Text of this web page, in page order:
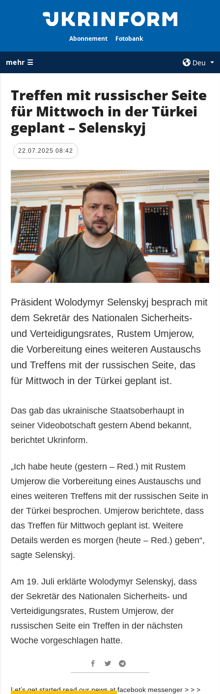
Abonnement Fotobank
mehr ☰
Deu
ALLE
RUBRIKEN
Krieg
Wiederaufbau
Politik
Wirtschaft
Militär
Gesellschaft und
Kultur
Sport
Kriminalität
Notstand und
AGENTUR
Über uns
Politik zur
Vertraulichkeit
und zum Schutz
personenbezogener
Daten
ZUSÄTZLICH
Veröffentlichungen
Interview
Fotos
Video
LEISTUNGEN
Abonnement
Fotobank
Treffen mit russischer Seite
für Mittwoch in der Türkei
geplant – Selenskyj
22.07.2025 08:42
Präsident Wolodymyr Selenskyj besprach mit
dem Sekretär des Nationalen Sicherheits-
und Verteidigungsrates, Rustem Umjerow,
die Vorbereitung eines weiteren Austauschs
und Treffens mit der russischen Seite, das
für Mittwoch in der Türkei geplant ist.
Das gab das ukrainische Staatsoberhaupt in
seiner Videobotschaft gestern Abend bekannt,
berichtet Ukrinform.
„Ich habe heute (gestern – Red.) mit Rustem
Umjerow die Vorbereitung eines Austauschs und
eines weiteren Treffens mit der russischen Seite in
der Türkei besprochen. Umjerow berichtete, dass
das Treffen für Mittwoch geplant ist. Weitere
Details werden es morgen (heute – Red.) geben“,
sagte Selenskyj.
Am 19. Juli erklärte Wolodymyr Selenskyj, dass
der Sekretär des Nationalen Sicherheits- und
Verteidigungsrates, Rustem Umjerow, der
russischen Seite ein Treffen in der nächsten
Woche vorgeschlagen hatte.
Let’s get started read our news at facebook messenger > > >